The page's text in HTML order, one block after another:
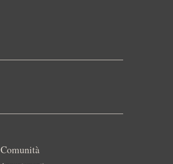
Comunità